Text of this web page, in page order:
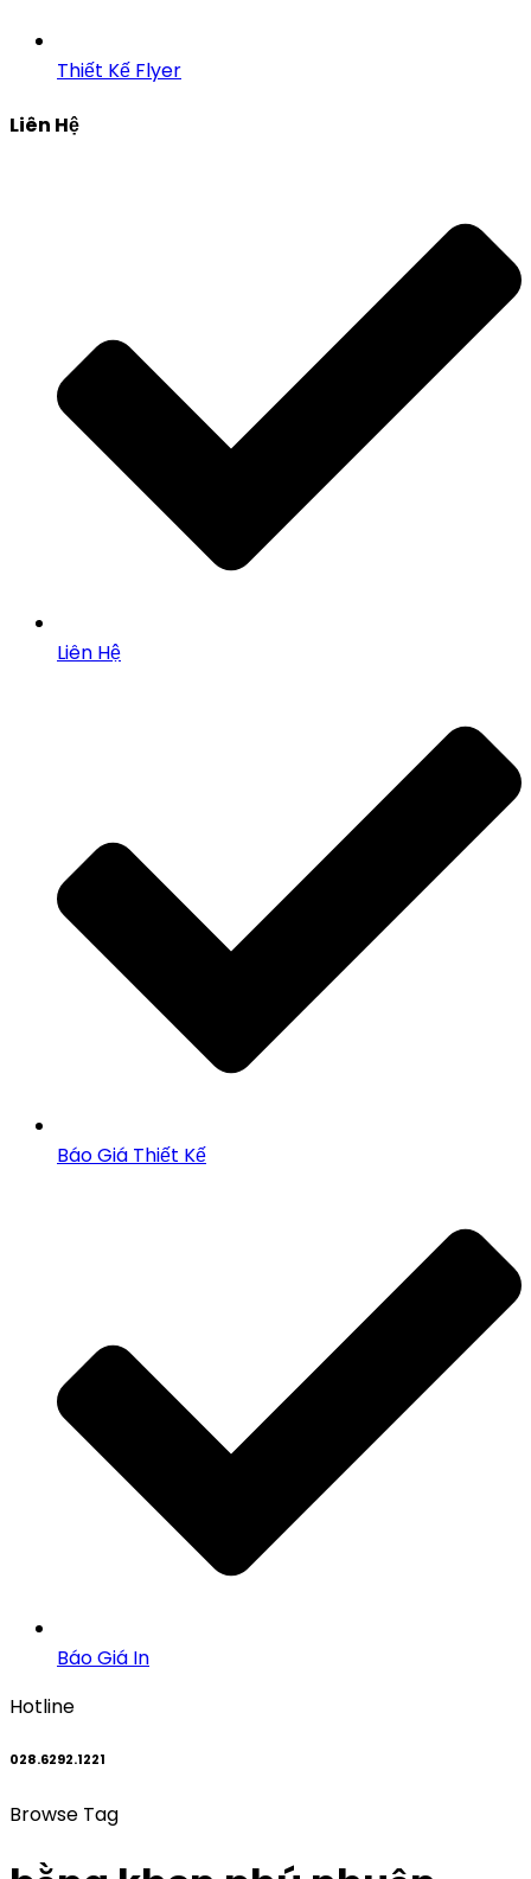
Thiết Kế Flyer
Liên Hệ
Liên Hệ
Báo Giá Thiết Kế
Báo Giá In
Hotline
028.6292.1221
Browse Tag